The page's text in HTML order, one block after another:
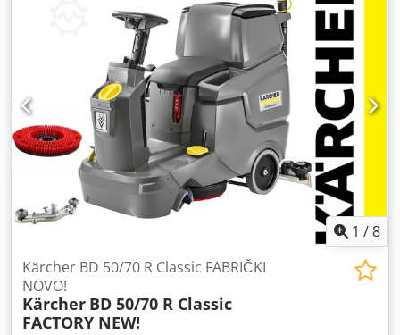
1 /8
Kärcher BD 50/70 R Classic FABRIČKI
NOVO!
Kärcher BD 50/70 R Classic
FACTORY NEW!